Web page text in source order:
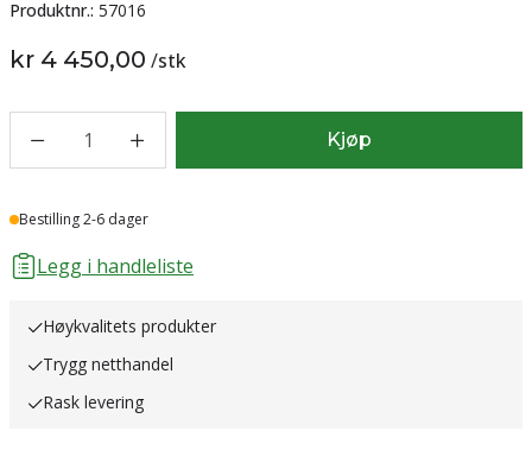
Produktnr.: 57016
kr 4 450,00 /stk
1 Kjøp
Lager
Bestilling 2-6 dager
Legg i handleliste
Høykvalitets produkter
Trygg netthandel
Rask levering